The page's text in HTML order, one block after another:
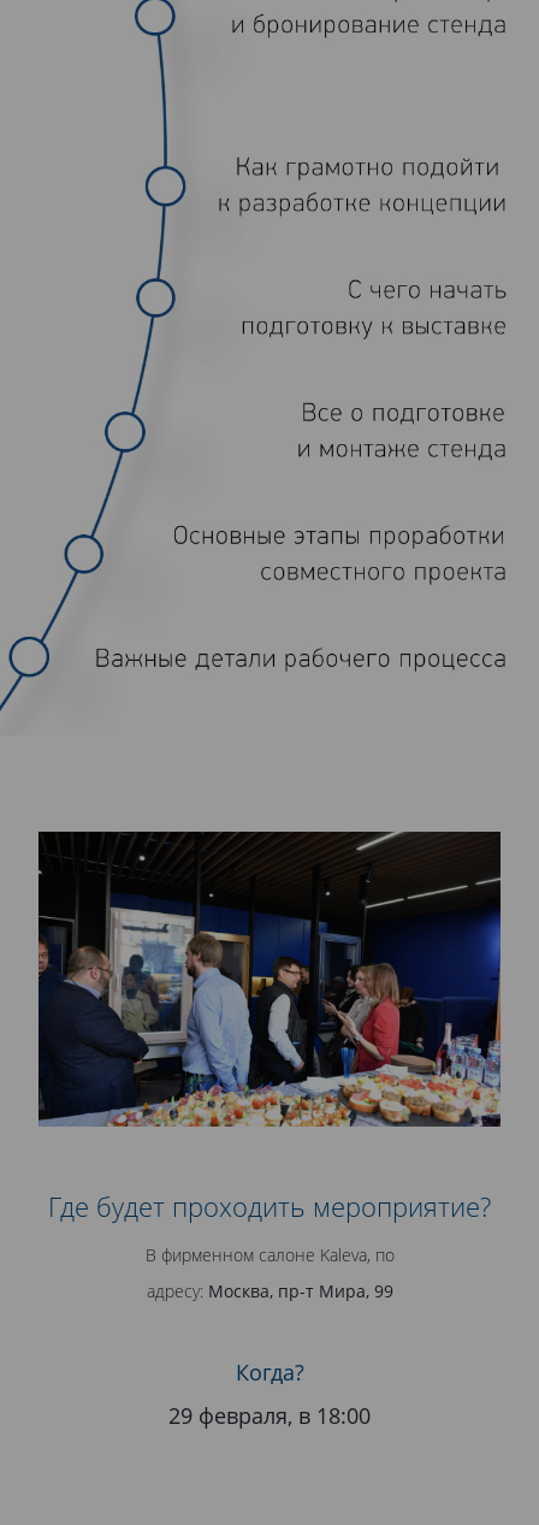
Где будет проходить мероприятие?
В фирменном салоне Kaleva, по
адресу: Москва, пр-т Мира, 99
Когда?
29 февраля, в 18:00